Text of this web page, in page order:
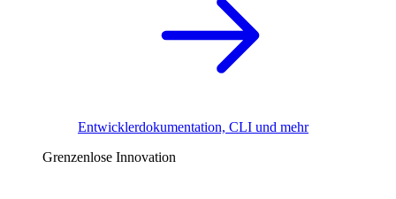
Entwicklerdokumentation, CLI und mehr
Grenzenlose Innovation